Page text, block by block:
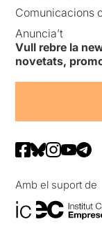
Comunicacions
Anuncia’t
Vull rebre la
novetats,
Amb el suport de